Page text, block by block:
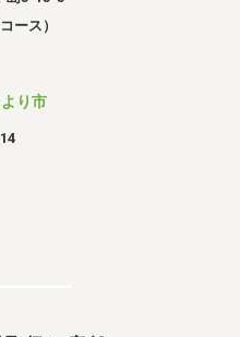
ース）
り市